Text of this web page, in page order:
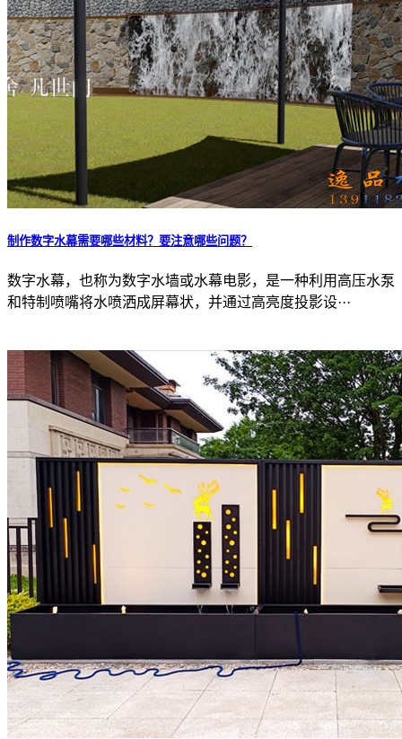
制作数字水幕需要哪些材料？要注意哪些问题？
数字水幕，也称为数字水墙或水幕电影，是一种利用高压水泵
和特制喷嘴将水喷洒成屏幕状，并通过高亮度投影设···